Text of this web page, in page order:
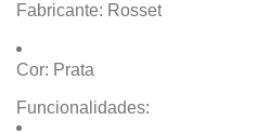
Fabricante: Rosset
Cor: Prata
Funcionalidades: